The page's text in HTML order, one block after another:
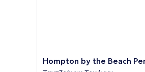
Hompton
by
Hompton by the Beach